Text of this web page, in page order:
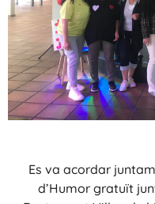
Es va acordar
d’Humor gratuït